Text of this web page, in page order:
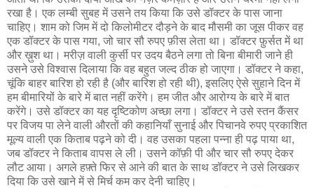
रखा है। एक लम्बी सुबह में उसने तय किया कि उसे डॉक्टर के पास जाना
चाहिए। शाम को जिम में दो किलोमीटर दौड़ने के बाद मौसमी का जूस पीकर वह
एक डॉक्टर के पास गया, जो चार सौ रुपए फ़ीस लेता था। डॉक्टर फ़ुर्सत में था
और ख़ुश था। मरीज़ वाली कुर्सी पर उदय बैठने लगा तो बिना बीमारी जाने ही
उसने उसे विश्वास दिलाया कि वह बहुत जल्द ठीक हो जाएगा। डॉक्टर ने कहा,
चूंकि बाहर बारिश हो रही है (और बारिश हो रही थी), इसलिए ऐसे सुहाने दिन में
हम बीमारियों के बारे में बात नहीं करेंगे। हम जीत और आरोग्य के बारे में बात
करेंगे। उसे डॉक्टर का यह दृष्टिकोण अच्छा लगा। डॉक्टर ने उसे स्तन कैंसर
पर विजय पा लेने वाली औरतों की कहानियाँ सुनाई और पिचानवे रुपए प्रकाशित
मूल्य वाली एक किताब पढ़ने को दी। वह उसका पहला पन्ना ही पढ़ पाया था,
जब डॉक्टर ने किताब वापस ले ली। उसने कॉफ़ी पी और चार सौ रुपए देकर
लौट आया। अगले हफ़्ते फिर से आने की बात के साथ डॉक्टर ने उसे लिखकर
दिया कि उसे खाने में से मिर्च कम कर देनी चाहिए।